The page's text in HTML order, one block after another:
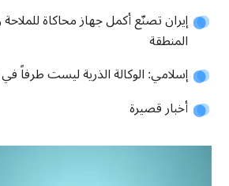
إيران تصنّع أكمل جهاز محاكاة
المنطقة
إسلامي: الوكالة الذرية ليست طرفاً
أخبار قصيرة